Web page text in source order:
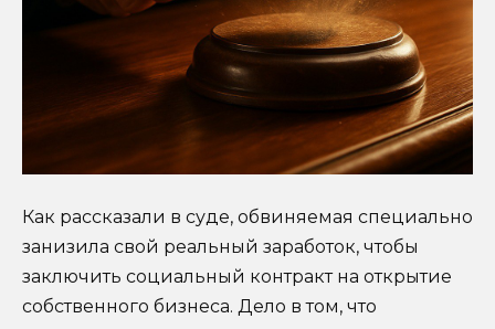
Как рассказали в суде, обвиняемая специально
занизила свой реальный заработок, чтобы
заключить социальный контракт на открытие
собственного бизнеса. Дело в том, что